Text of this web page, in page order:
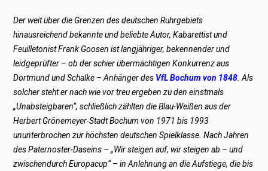
Der weit über die Grenzen des deutschen Ruhrgebiets
hinausreichend bekannte und beliebte Autor, Kabarettist und
Feuilletonist Frank Goosen ist langjähriger, bekennender und
leidgeprüfter – ob der schier übermächtigen Konkurrenz aus
Dortmund und Schalke – Anhänger des VfL Bochum von 1848 . Als
solcher steht er nach wie vor treu ergeben zu den einstmals
„Unabsteigbaren“, schließlich zählten die Blau-Weißen aus der
Herbert Grönemeyer-Stadt Bochum von 1971 bis 1993
ununterbrochen zur höchsten deutschen Spielklasse. Nach Jahren
des Paternoster-Daseins – „Wir steigen auf, wir steigen ab – und
zwischendurch Europacup“ – in Anlehnung an die Aufstiege, die bis